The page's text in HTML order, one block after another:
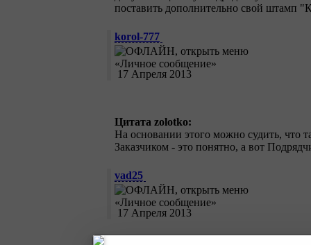
поставить дополнительно свой штамп
korol-777
17 Апреля 2013
Цитата zolotko:
На основании этого можно судить, что
Заказчиком - это понятно, а вот
vad25
17 Апреля 2013